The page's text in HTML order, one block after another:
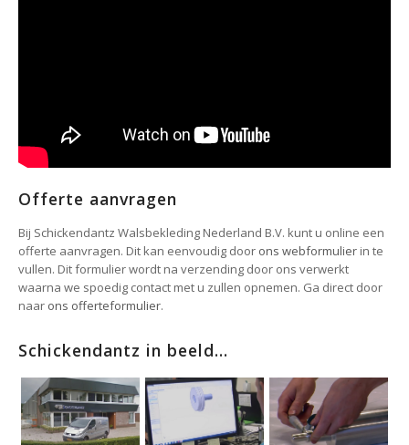
Offerte aanvragen
Bij Schickendantz Walsbekleding Nederland B.V. kunt u online een
offerte aanvragen. Dit kan eenvoudig door ons webformulier in te
vullen. Dit formulier wordt na verzending door ons verwerkt
waarna we spoedig contact met u zullen opnemen. Ga direct door
naar ons offerteformulier.
Schickendantz in beeld...